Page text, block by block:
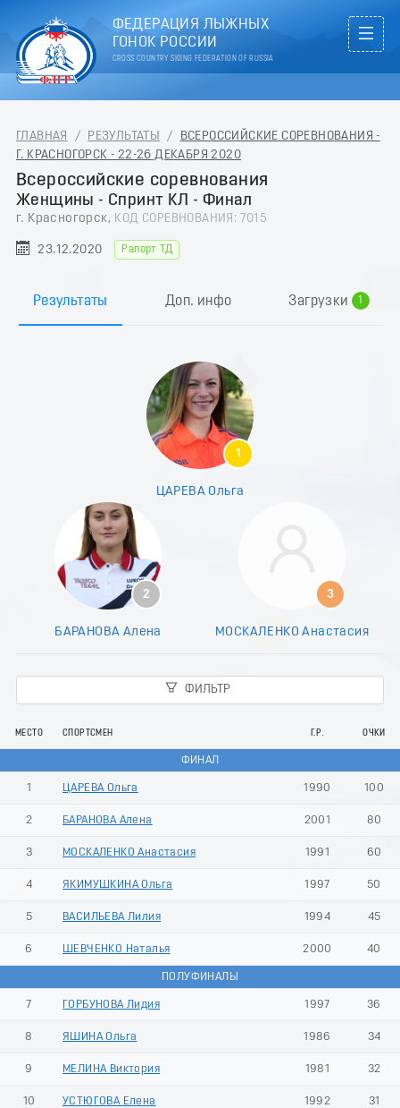
ФЕДЕРАЦИЯ ЛЫЖНЫХ
ГОНОК РОССИИ
CROSS COUNTRY SKIING FEDERATION OF RUSSIA
ГЛАВНАЯ / РЕЗУЛЬТАТЫ /
ВСЕРОССИЙСКИЕ СОРЕВНОВАНИЯ -
Г. КРАСНОГОРСК - 22-26 ДЕКАБРЯ 2020
Всероссийские соревнования
Женщины - Спринт КЛ - Финал
г. Красногорск, КОД СОРЕВНОВАНИЯ: 7015
23.12.2020 Рапорт ТД
Результаты Доп. инфо Загрузки
2
5
6
1
ЦАРЕВА Ольга
2
БАРАНОВА Алена
3
МОСКАЛЕНКО Анастасия
ФИЛЬТР
МЕСТО СПОРТСМЕН Г.Р. ОЧКИ
ФИНАЛ
1 ЦАРЕВА Ольга 1990 100
2 БАРАНОВА Алена 2001 80
3 МОСКАЛЕНКО Анастасия 1991 60
4 ЯКИМУШКИНА Ольга 1997 50
5 ВАСИЛЬЕВА Лилия 1994 45
6 ШЕВЧЕНКО Наталья 2000 40
ПОЛУФИНАЛЫ
7 ГОРБУНОВА Лидия 1997 36
8 ЯШИНА Ольга 1986 34
9 МЕЛИНА Виктория 1981 32
10 УСТЮГОВА Елена 1992 31